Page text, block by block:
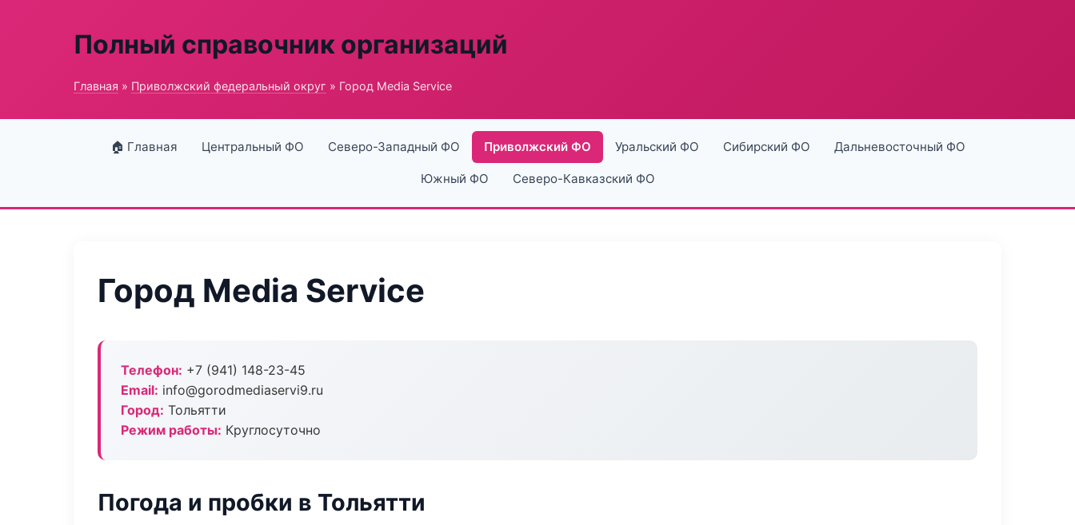
Полный справочник организаций
Главная » Приволжский федеральный округ » Город Media Service
🏠 Главная Центральный ФО Северо-Западный ФО Приволжский ФО Уральский ФО Сибирский ФО Дальневосточный ФО
Южный ФО Северо-Кавказский ФО
Город Media Service
Телефон: +7 (941) 148-23-45
Email: info@gorodmediaservi9.ru
Город: Тольятти
Режим работы: Круглосуточно
Погода и пробки в Тольятти